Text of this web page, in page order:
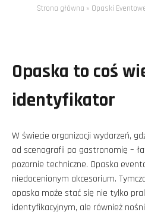
Strona główna » Opaski
Opaska to coś
identyfikator
W świecie organizacji wydarzeń,
od scenografii po gastronomię –
pozornie techniczne. Opaska
niedocenionym akcesorium.
opaska może stać się nie tylko
identyfikacyjnym, ale również